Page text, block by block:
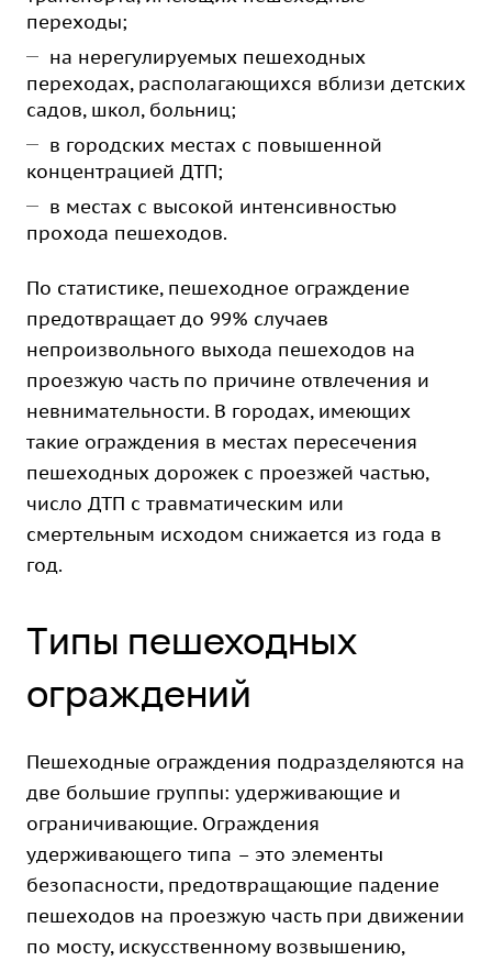
переходы;
на нерегулируемых пешеходных
переходах, располагающихся вблизи детских
садов, школ, больниц;
в городских местах с повышенной
концентрацией ДТП;
в местах с высокой интенсивностью
прохода пешеходов.
По статистике, пешеходное ограждение
предотвращает до 99% случаев
непроизвольного выхода пешеходов на
проезжую часть по причине отвлечения и
невнимательности. В городах, имеющих
такие ограждения в местах пересечения
пешеходных дорожек с проезжей частью,
число ДТП с травматическим или
смертельным исходом снижается из года в
год.
Типы пешеходных
ограждений
Пешеходные ограждения подразделяются на
две большие группы: удерживающие и
ограничивающие. Ограждения
удерживающего типа – это элементы
безопасности, предотвращающие падение
пешеходов на проезжую часть при движении
по мосту, искусственному возвышению,